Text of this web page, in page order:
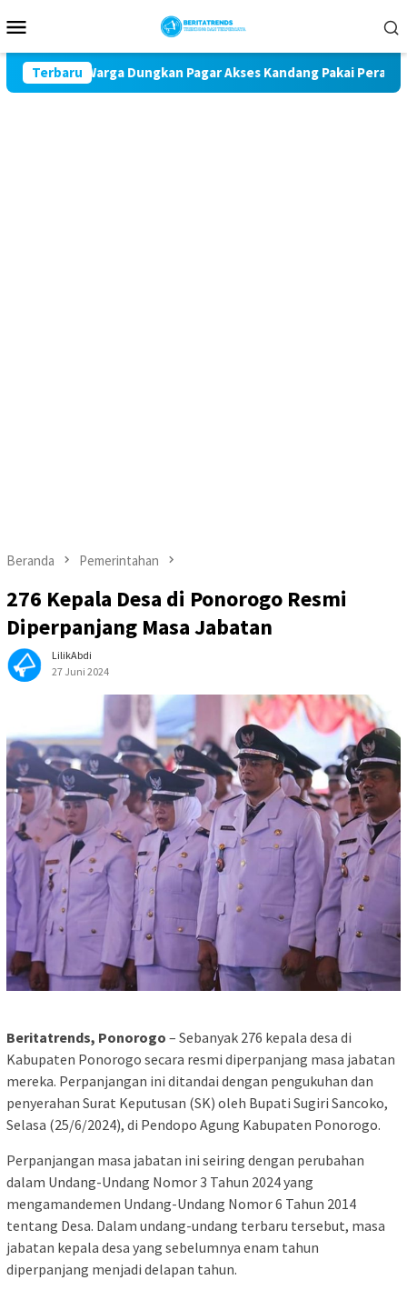
ke
Mobile
Terbaru
Warga Dungkan Pagar Akses Kandang Pakai Peraga Adat
Beranda Pemerintahan
276 Kepala Desa di Ponorogo Resmi
Diperpanjang Masa Jabatan
LilikAbdi
27 Juni 2024
Beritatrends, Ponorogo – Sebanyak 276 kepala desa di
Kabupaten Ponorogo secara resmi diperpanjang masa jabatan
mereka. Perpanjangan ini ditandai dengan pengukuhan dan
penyerahan Surat Keputusan (SK) oleh Bupati Sugiri Sancoko,
Selasa (25/6/2024), di Pendopo Agung Kabupaten Ponorogo.
Perpanjangan masa jabatan ini seiring dengan perubahan
dalam Undang-Undang Nomor 3 Tahun 2024 yang
mengamandemen Undang-Undang Nomor 6 Tahun 2014
tentang Desa. Dalam undang-undang terbaru tersebut, masa
jabatan kepala desa yang sebelumnya enam tahun
diperpanjang menjadi delapan tahun.